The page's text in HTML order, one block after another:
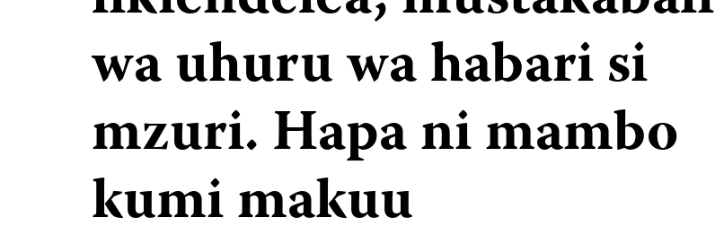
wa uhuru wa habari si
mzuri. Hapa ni mambo
kumi makuu